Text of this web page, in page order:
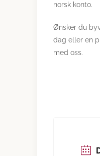
norsk konto.
Ønsker du
dag eller en
med oss.